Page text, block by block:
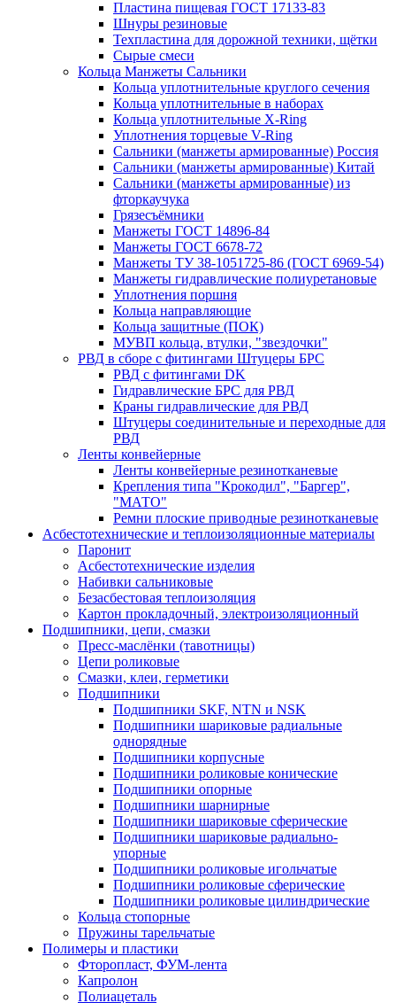
Пластина пищевая ГОСТ 17133-83
Шнуры резиновые
Техпластина для дорожной техники, щётки
Сырые смеси
Кольца Манжеты Сальники
Кольца уплотнительные круглого сечения
Кольца уплотнительные в наборах
Кольца уплотнительные Х-Ring
Уплотнения торцевые V-Ring
Сальники (манжеты армированные) Россия
Сальники (манжеты армированные) Китай
Сальники (манжеты армированные) из
фторкаучука
Грязесъёмники
Манжеты ГОСТ 14896-84
Манжеты ГОСТ 6678-72
Манжеты ТУ 38-1051725-86 (ГОСТ 6969-54)
Манжеты гидравлические полиуретановые
Уплотнения поршня
Кольца направляющие
Кольца защитные (ПОК)
МУВП кольца, втулки, "звездочки"
РВД в сборе с фитингами Штуцеры БРС
РВД с фитингами DK
Гидравлические БРС для РВД
Краны гидравлические для РВД
Штуцеры соединительные и переходные для
РВД
Ленты конвейерные
Ленты конвейерные резинотканевые
Крепления типа "Крокодил", "Баргер",
"МАТО"
Ремни плоские приводные резинотканевые
Асбестотехнические и теплоизоляционные материалы
Паронит
Асбестотехнические изделия
Набивки сальниковые
Безасбестовая теплоизоляция
Картон прокладочный, электроизоляционный
Подшипники, цепи, смазки
Пресс-маслёнки (тавотницы)
Цепи роликовые
Смазки, клеи, герметики
Подшипники
Подшипники SKF, NTN и NSK
Подшипники шариковые радиальные
однорядные
Подшипники корпусные
Подшипники роликовые конические
Подшипники опорные
Подшипники шарнирные
Подшипники шариковые сферические
Подшипники шариковые радиально-
упорные
Подшипники роликовые игольчатые
Подшипники роликовые сферические
Подшипники роликовые цилиндрические
Кольца стопорные
Пружины тарельчатые
Полимеры и пластики
Фторопласт, ФУМ-лента
Капролон
Полиацеталь